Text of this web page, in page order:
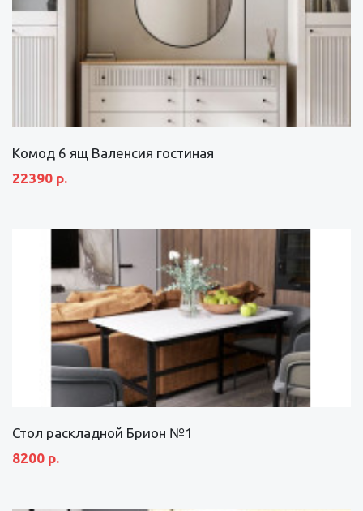
Комод 6 ящ Валенсия гостиная
22390 р.
Стол раскладной Брион №1
8200 р.